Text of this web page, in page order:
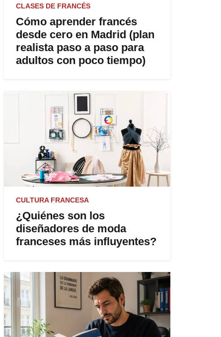
CLASES DE FRANCÉS
Cómo aprender francés
desde cero en Madrid (plan
realista paso a paso para
adultos con poco tiempo)
CULTURA FRANCESA
¿Quiénes son los
diseñadores de moda
franceses más influyentes?